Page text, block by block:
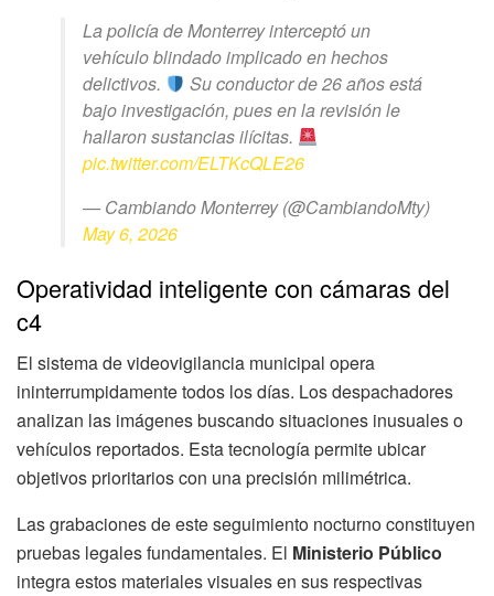
La policía de Monterrey interceptó un
vehículo blindado implicado en hechos
delictivos.
Su conductor de 26 años está
bajo investigación, pues en la revisión le
hallaron sustancias ilícitas.
pic.twitter.com/ELTKcQLE26
— Cambiando Monterrey (@CambiandoMty)
May 6, 2026
Operatividad inteligente con cámaras del
c4
El sistema de videovigilancia municipal opera
ininterrumpidamente todos los días. Los despachadores
analizan las imágenes buscando situaciones inusuales o
vehículos reportados. Esta tecnología permite ubicar
objetivos prioritarios con una precisión milimétrica.
Las grabaciones de este seguimiento nocturno constituyen
pruebas legales fundamentales. El Ministerio Público
integra estos materiales visuales en sus respectivas